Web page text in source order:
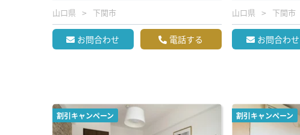
山口県 下関市
お問合わせ 電話する
山口県 下関市
お問合わせ
割引キャンペーン 割引キャンペーン